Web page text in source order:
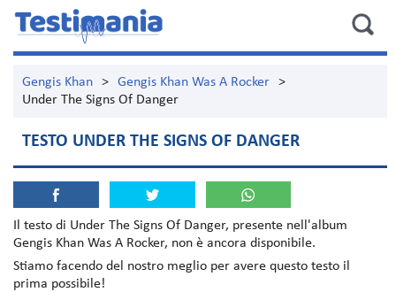
Gengis Khan > Gengis Khan Was A Rocker
>
Under The Signs Of Danger
TESTO UNDER THE SIGNS OF DANGER
Il testo di Under The Signs Of Danger, presente nell'album
Gengis Khan Was A Rocker, non è ancora disponibile.
Stiamo facendo del nostro meglio per avere questo testo il
prima possibile!